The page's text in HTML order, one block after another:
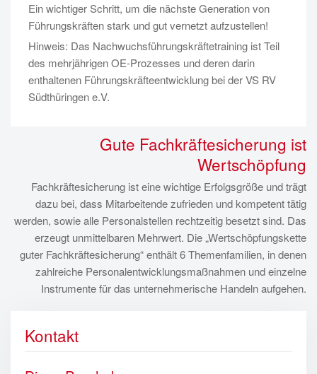
Ein wichtiger Schritt, um die nächste Generation von
Führungskräften stark und gut vernetzt aufzustellen!
Hinweis: Das Nachwuchsführungskräftetraining ist Teil
des mehrjährigen OE-Prozesses und deren darin
enthaltenen Führungskräfteentwicklung bei der VS RV
Südthüringen e.V.
Gute Fachkräftesicherung ist
Wertschöpfung
Fachkräftesicherung ist eine wichtige Erfolgsgröße und trägt
dazu bei, dass Mitarbeitende zufrieden und kompetent tätig
werden, sowie alle Personalstellen rechtzeitig besetzt sind. Das
erzeugt unmittelbaren Mehrwert. Die „Wertschöpfungskette
guter Fachkräftesicherung“ enthält 6 Themenfamilien, in denen
zahlreiche Personalentwicklungsmaßnahmen und einzelne
Instrumente für das unternehmerische Handeln aufgehen.
Kontakt